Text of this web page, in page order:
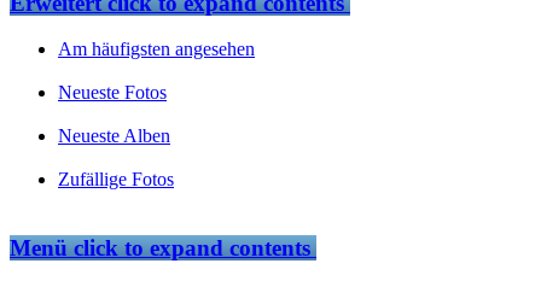
Am häufigsten angesehen
Neueste Fotos
Neueste Alben
Zufällige Fotos
Menüclick to expand contents